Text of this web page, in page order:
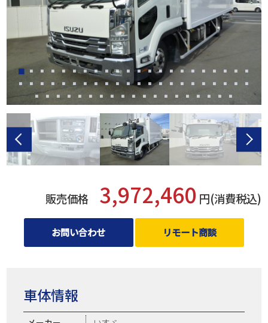
販売価格 3,972,460 円(消費税込)
お問い合わせ リモート商談
車体情報